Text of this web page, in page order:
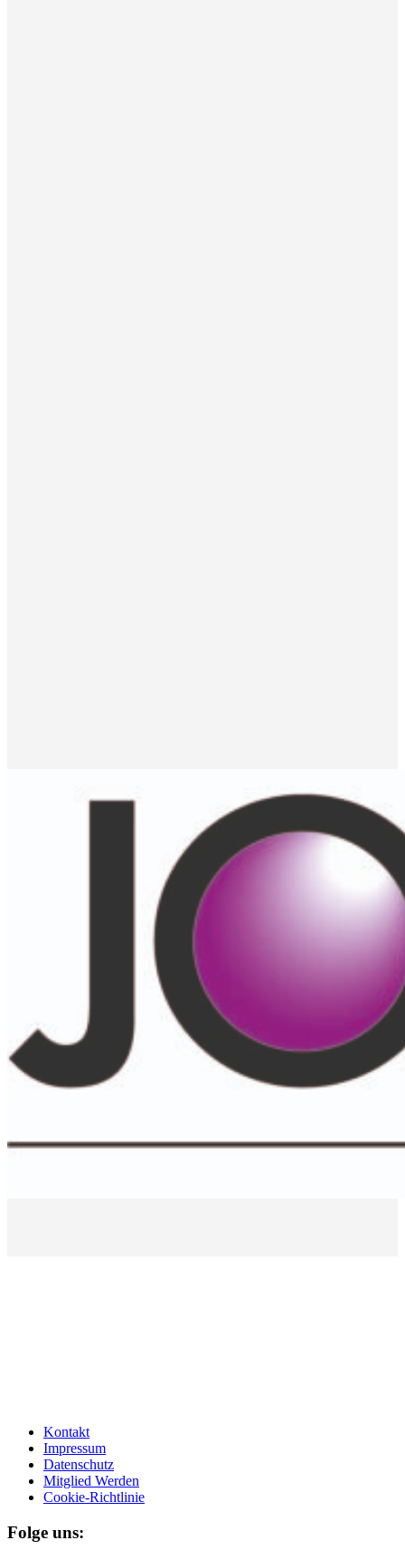
Kontakt
Impressum
Datenschutz
Mitglied Werden
Cookie-Richtlinie
Folge uns: